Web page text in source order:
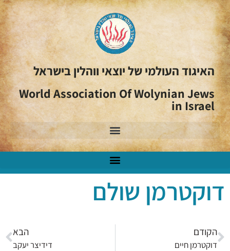
האיגוד העולמי של יוצאי ווהלין בישראל
World Association Of Wolynian Jews
in Israel
דוקטרמן שולם
הקודם
דוקטרמן חיים
הבא
דידיצר יעקב